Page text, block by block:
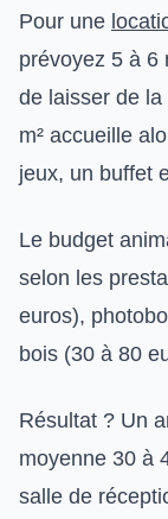
Pour une
prévoyez 5 à 6
de laisser de
m² accueille
jeux, un buffet
Le budget
selon les
euros),
bois (30 à 80
Résultat ? Un
moyenne 30 à
salle de